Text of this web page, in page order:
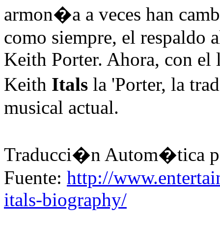
armon�a a veces han
como siempre, el
Keith Porter. Ahora, con
Keith Itals la 'Porter, la
musical actual.
Traducci�n Autom�tica
Fuente: http://
itals-biography/